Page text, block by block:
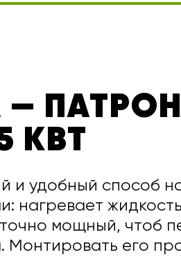
—
КВТ
и удобный способ
нагревает
мощный, чтоб
Монтировать его